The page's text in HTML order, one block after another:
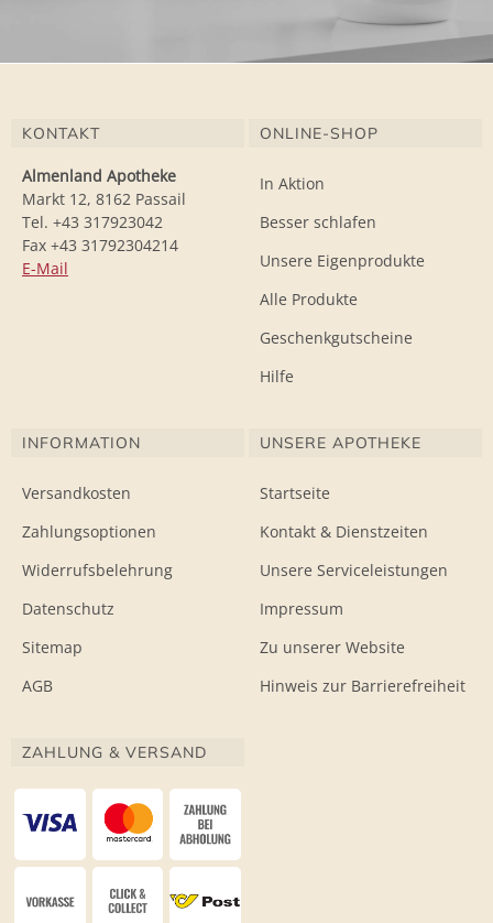
KONTAKT
Almenland Apotheke
Markt 12, 8162 Passail
Tel. +43 317923042
Fax +43 31792304214
E-Mail
ONLINE-SHOP
In Aktion
Besser schlafen
Unsere Eigenprodukte
Alle Produkte
Geschenkgutscheine
Hilfe
INFORMATION
Versandkosten
Zahlungsoptionen
Widerrufsbelehrung
Datenschutz
Sitemap
AGB
UNSERE APOTHEKE
Startseite
Kontakt & Dienstzeiten
Unsere Serviceleistungen
Impressum
Zu unserer Website
Hinweis zur Barrierefreiheit
ZAHLUNG & VERSAND